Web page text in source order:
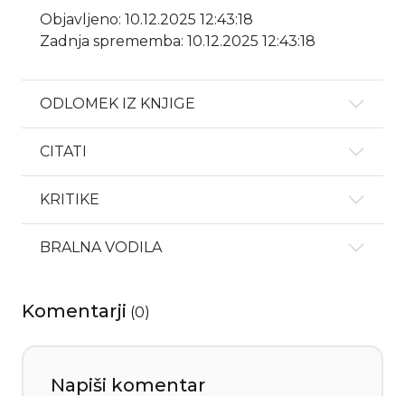
Objavljeno: 10.12.2025 12:43:18
Zadnja sprememba: 10.12.2025 12:43:18
ODLOMEK IZ KNJIGE
CITATI
KRITIKE
BRALNA VODILA
Komentarji (0)
Napiši komentar